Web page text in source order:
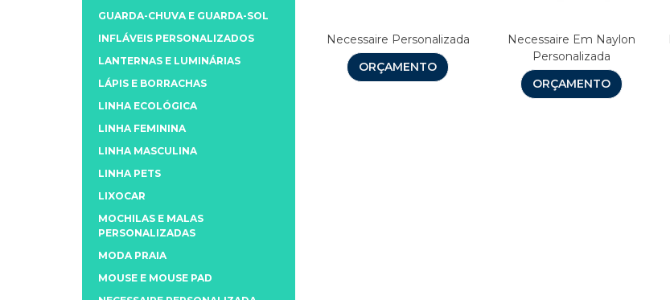
Necessaire Personalizada
ORÇAMENTO
Necessaire Em Naylon
Personalizada
ORÇAMENTO
GUARDA-CHUVA E GUARDA-SOL
INFLÁVEIS PERSONALIZADOS
LANTERNAS E LUMINÁRIAS
LÁPIS E BORRACHAS
LINHA ECOLÓGICA
LINHA FEMININA
LINHA MASCULINA
LINHA PETS
LIXOCAR
MOCHILAS E MALAS
PERSONALIZADAS
MODA PRAIA
MOUSE E MOUSE PAD